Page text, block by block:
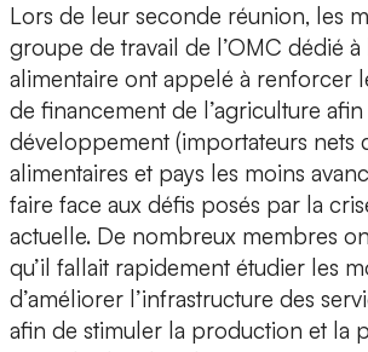
Lors de leur seconde réunion, les
groupe de travail de l’OMC dédié à
alimentaire ont appelé à renforcer
de financement de l’agriculture
développement (importateurs nets
alimentaires et pays les moins
faire face aux défis posés par la
actuelle. De nombreux membres
qu’il fallait rapidement étudier les
d’améliorer l’infrastructure des
afin de stimuler la production et la